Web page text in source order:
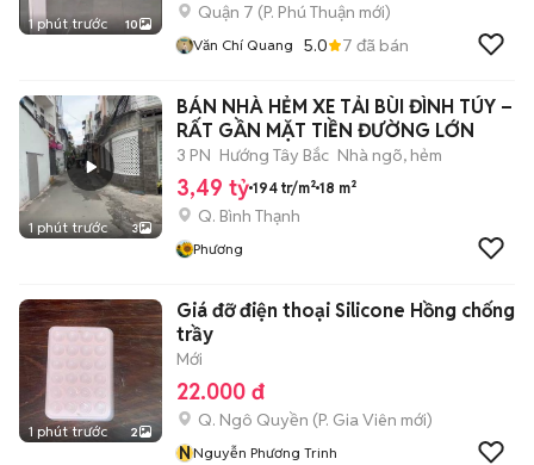
1 phút trước 10
Quận 7 (P. Phú Thuận mới)
Văn Chí Quang 5.0 7 đã bán
1 phút trước 3
BÁN NHÀ HẺM XE TẢI BÙI ĐÌNH TÚY –
RẤT GẦN MẶT TIỀN ĐƯỜNG LỚN
3 PN Hướng Tây Bắc Nhà ngõ, hẻm
3,49 tỷ 194 tr/m² 18 m²
Q. Bình Thạnh
Phương
1 phút trước 2
Giá đỡ điện thoại Silicone Hồng chống
trầy
Mới
22.000 đ
Q. Ngô Quyền (P. Gia Viên mới)
NNguyễn Phương Trinh